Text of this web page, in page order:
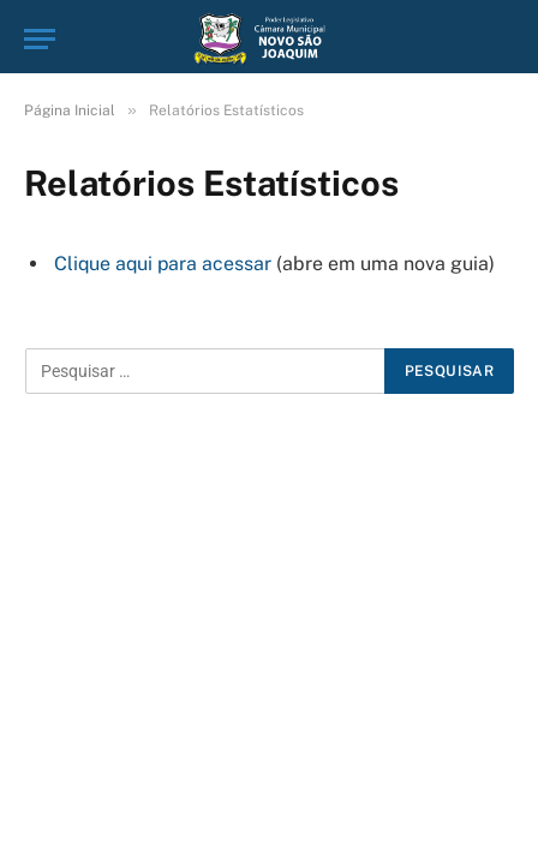
Página Inicial » Relatórios Estatísticos
Relatórios Estatísticos
Clique aqui para acessar (abre em uma nova guia)